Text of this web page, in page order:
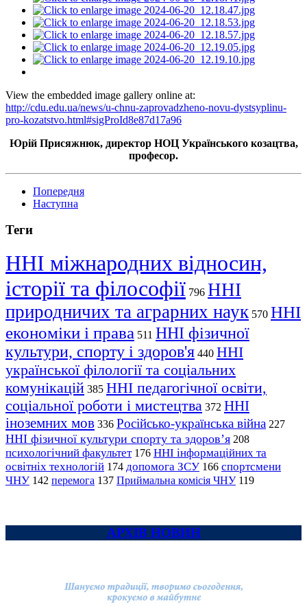
View the embedded image gallery online at:
http://cdu.edu.ua/news/u-chnu-zaprovadzheno-novu-dystsyplinu-
pro-kozatstvo.html#sigProId8e87d17a96
Юрій Присяжнюк, директор НОЦ Українського козацтва,
професор.
Попередня
Наступна
Теги
ННІ міжнародних відносин,
історії та філософії 796 ННІ
природничих та аграрних наук 570 ННІ
економіки і права 511 ННІ фізичної
культури, спорту і здоров'я 440 ННІ
української філології та соціальних
комунікацій 385 ННІ педагогічної освіти,
соціальної роботи і мистецтва 372 ННІ
іноземних мов 336 Російсько-українська війна 227
ННІ фізичної культури спорту та здоров’я 208
психологічний факультет 176 ННІ інформаційних та
освітніх технологій 174 допомога ЗСУ 166 спортсмени
ЧНУ 142 перемога 137 Приймальна комісія ЧНУ 119
АРХІВ НОВИН